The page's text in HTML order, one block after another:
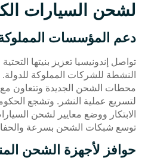
لشحن السيارات
دعم المؤسسات المملوكة
تواصل إندونيسيا تعزيز بنيتها
النشطة للشركات المملوكة
محطات الشحن الجديدة وتتعاون
لتسريع عملية النشر. وتشجع
الابتكار ووضع معايير لشحن
توسع شبكات الشحن بسرعة
حوافز لأجهزة الشحن